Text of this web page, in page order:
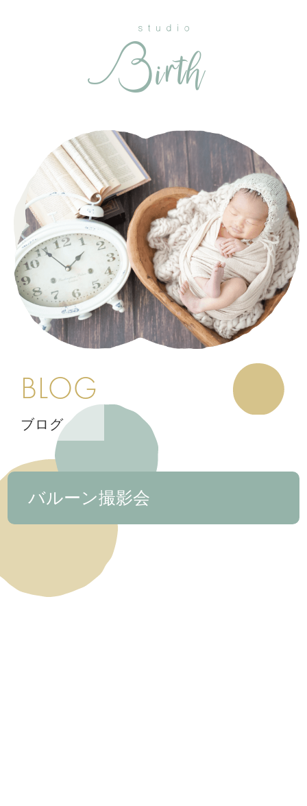
BLOG
ブログ
バルーン撮影会